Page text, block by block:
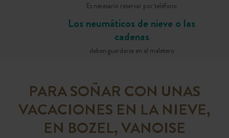
Es necesario reservar por teléfono
Los neumáticos de nieve o las
cadenas
deben guardarse en el maletero
PARA SOÑAR CON UNAS
VACACIONES EN LA NIEVE,
EN BOZEL, VANOISE